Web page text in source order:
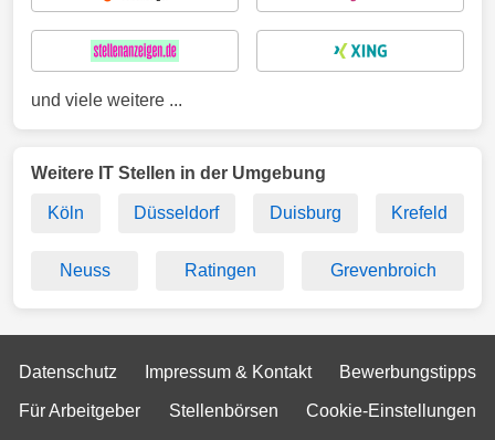
und viele weitere ...
Weitere IT Stellen in der Umgebung
Köln Düsseldorf Duisburg Krefeld
Neuss Ratingen Grevenbroich
Datenschutz Impressum & Kontakt Bewerbungstipps
Für Arbeitgeber Stellenbörsen Cookie-Einstellungen